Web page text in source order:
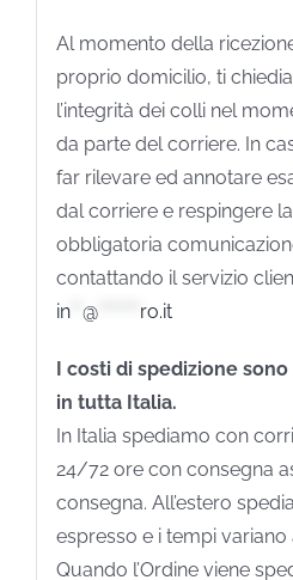
Al momento della
proprio domicilio, ti
l’integrità dei colli nel
da parte del corriere. In
far rilevare ed annotare
dal corriere e respingere
obbligatoria
contattando il servizio
in** @******* ro.it
I costi di spedizione
in tutta Italia.
In Italia spediamo con
24/72 ore con consegna
consegna. All’estero
espresso e i tempi variano
Quando l’Ordine viene